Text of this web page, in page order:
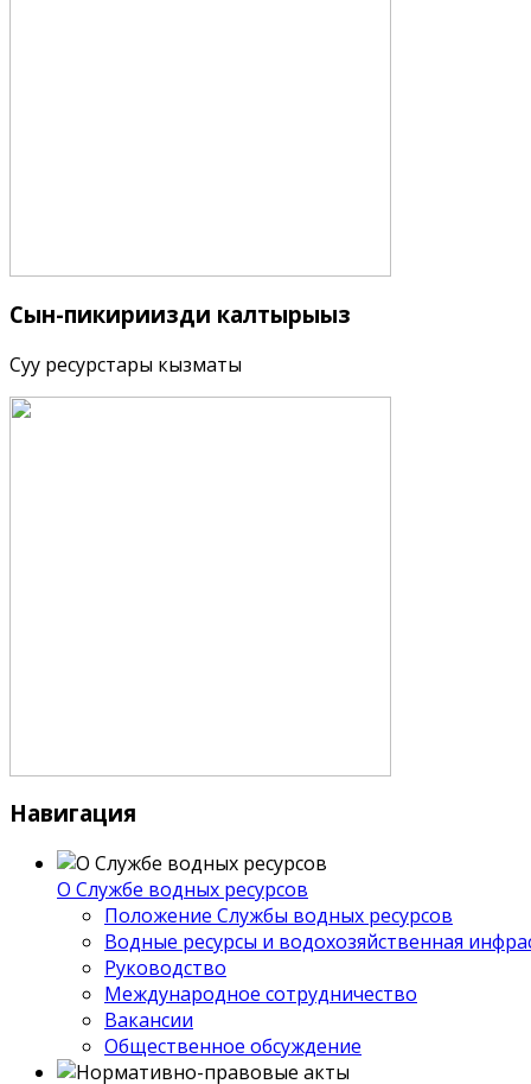
Сын-пикириңизди калтырыңыз
Суу ресурстары кызматы
Навигация
О Службе водных ресурсов
Положение Службы водных ресурсов
Водные ресурсы и водохозяйственная
Руководство
Международное сотрудничество
Вакансии
Общественное обсуждение